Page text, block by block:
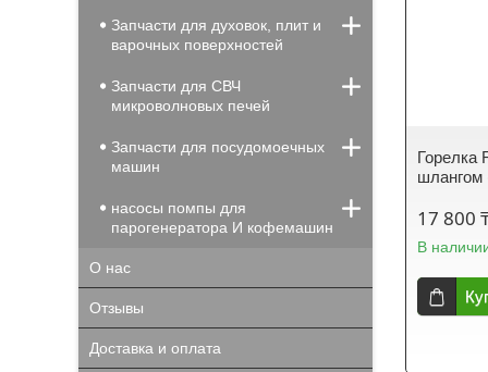
Горелка
шлангом
17 800
В
Запчасти для духовок, плит и
варочных поверхностей
Запчасти для СВЧ
микроволновых печей
Запчасти для посудомоечных
машин
насосы помпы для
парогенератора И кофемашин
О нас
Отзывы
Доставка и оплата